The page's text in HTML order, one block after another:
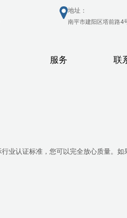
地址：
南平市建阳区塔前路4
服务 联
业认证标准，您可以完全放心质量。如